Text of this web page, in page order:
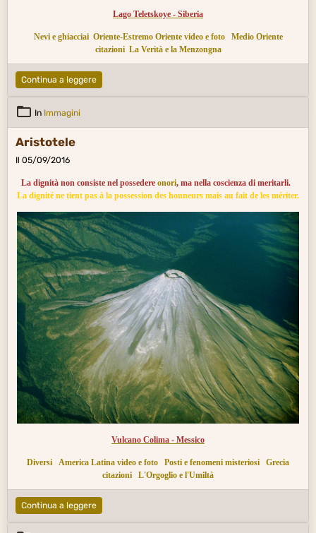
Lago Teletskoye - Siberia
Nevi e ghiacciai Oriente-Estremo Oriente video e foto
Medio Oriente
citazioni La Verità e la Menzongna
Continua a leggere
In Immagini
Aristotele
Il 05/09/2016
La dignità non consiste nel possedere onori, ma nella coscienza di meritarli.
La dignité ne tient pas à la possession des honneurs mais au fait de les mériter.
Vulcano Colima - Messico
Diversi America Latina video e foto Posti e fenomeni misteriosi
Grecia
citazioni
L'Orgoglio e l'Umiltà
Continua a leggere